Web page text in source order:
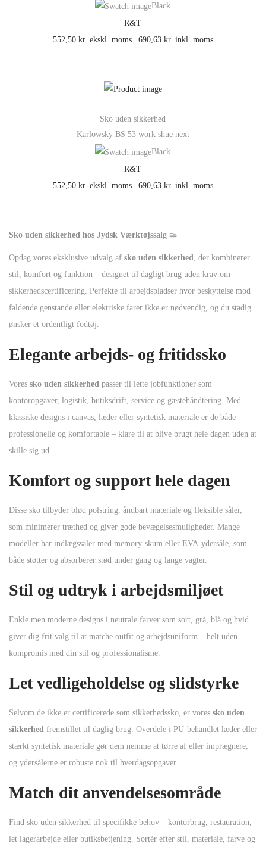
Black
R&T
552,50 kr. ekskl. moms | 690,63 kr. inkl. moms
Sko uden sikkerhed
Karlowsky BS 53 work shue next
Black
R&T
552,50 kr. ekskl. moms | 690,63 kr. inkl. moms
Sko uden sikkerhed hos Jydsk Værktøjssalg 👟
Opdag vores eksklusive udvalg af sko uden sikkerhed, der kombinerer
stil, komfort og funktion – designet til dagligt brug uden krav om
sikkerhedscertificering. Perfekte til arbejdspladser hvor beskyttelse mod
faldende genstande eller elektriske farer ikke er nødvendig, og du stadig
ønsker et ordentligt fodtøj.
Elegante arbejds- og fritidssko
Vores sko uden sikkerhed passer til lette jobfunktioner som
kontoropgaver, logistik, butiksdrift, service og gæstehåndtering. Med
klassiske designs i canvas, læder eller syntetisk materiale er de både
professionelle og komfortable – klare til at blive brugt hele dagen uden at
skille sig ud.
Komfort og support hele dagen
Disse sko tilbyder blød polstring, åndbart materiale og fleksible såler,
som minimerer træthed og giver gode bevægelsesmuligheder. Mange
modeller har indlægssåler med memory-skum eller EVA-ydersåle, som
både støtter og absorberer stød under gang og lange vagter.
Stil og udtryk i arbejdsmiljøet
Enkle men moderne designs i neutrale farver som sort, grå, blå og hvid
giver dig frit valg til at matche outfit og arbejdsuniform – helt uden
kompromis med din stil og professionalisme.
Let vedligeholdelse og slidstyrke
Selvom de ikke er certificerede som sikkerhedssko, er vores sko uden
sikkerhed fremstillet til daglig brug. Overdele i PU-behandlet læder eller
stærkt syntetisk materiale gør dem nemme at tørre af eller imprægnere,
og ydersålerne er robuste nok til hverdagsopgaver.
Match dit anvendelsesområde
Find sko uden sikkerhed til specifikke behov – kontorbrug, restauration,
let lagerarbejde eller butiksbetjening. Sortér efter stil, materiale, farve og